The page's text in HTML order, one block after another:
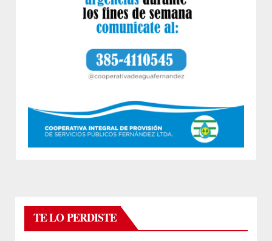
TE LO PERDISTE